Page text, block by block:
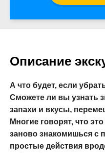
Описание
А что будет, если
Сможете ли вы узнать
запахи и вкусы,
Многие говорят, что
заново знакомишься
простые действия